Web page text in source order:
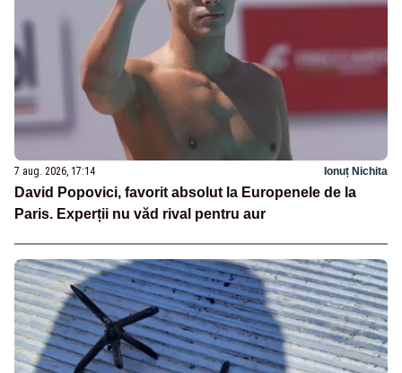
7 aug. 2026, 17:14 Ionuț Nichita
David Popovici, favorit absolut la Europenele de la
Paris. Experții nu văd rival pentru aur